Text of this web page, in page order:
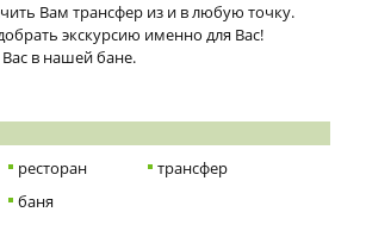
Вам трансфер из и в любую точку.
экскурсию именно для Вас!
в нашей бане.
ресторан
трансфер
баня